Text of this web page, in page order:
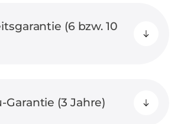
(6 bzw. 10
Garantie (3 Jahre)